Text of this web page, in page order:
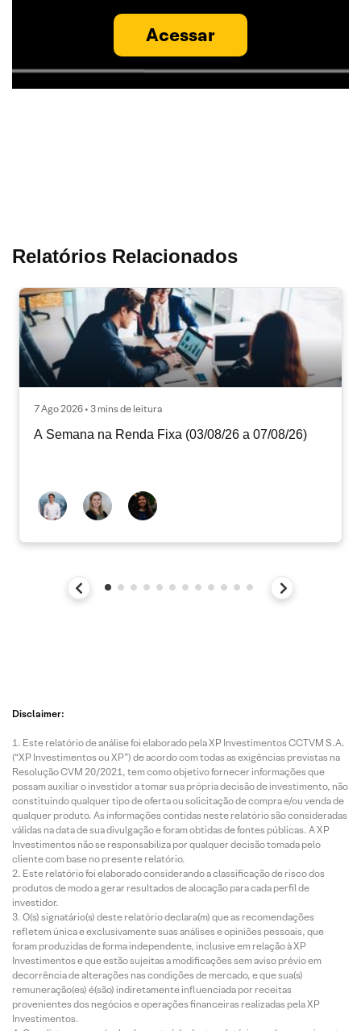
Acessar
Relatórios Relacionados
7 Ago 2026 • 3 mins de leitura
A Semana na Renda Fixa (03/08/26 a 07/08/26)
Disclaimer:
Este relatório de análise foi elaborado pela XP Investimentos CCTVM S.A.
(“XP Investimentos ou XP”) de acordo com todas as exigências previstas na
Resolução CVM 20/2021, tem como objetivo fornecer informações que
possam auxiliar o investidor a tomar sua própria decisão de investimento, não
constituindo qualquer tipo de oferta ou solicitação de compra e/ou venda de
qualquer produto. As informações contidas neste relatório são consideradas
válidas na data de sua divulgação e foram obtidas de fontes públicas. A XP
Investimentos não se responsabiliza por qualquer decisão tomada pelo
cliente com base no presente relatório.
Este relatório foi elaborado considerando a classificação de risco dos
produtos de modo a gerar resultados de alocação para cada perfil de
investidor.
O(s) signatário(s) deste relatório declara(m) que as recomendações
refletem única e exclusivamente suas análises e opiniões pessoais, que
foram produzidas de forma independente, inclusive em relação à XP
Investimentos e que estão sujeitas a modificações sem aviso prévio em
decorrência de alterações nas condições de mercado, e que sua(s)
remuneração(es) é(são) indiretamente influenciada por receitas
provenientes dos negócios e operações financeiras realizadas pela XP
Investimentos.